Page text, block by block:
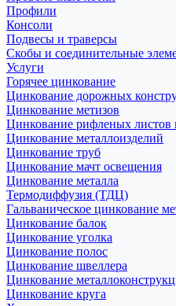
Профили
Консоли
Подвесы и траверсы
Скобы и соединительные
Услуги
Горячее цинкование
Цинкование дорожных
Цинкование метизов
Цинкование рифленых
Цинкование металлоизделий
Цинкование труб
Цинкование мачт освещения
Цинкование металла
Термодиффузия (ТДЦ)
Гальваническое цинкование
Цинкование балок
Цинкование уголка
Цинкование полос
Цинкование швеллера
Цинкование
Цинкование круга